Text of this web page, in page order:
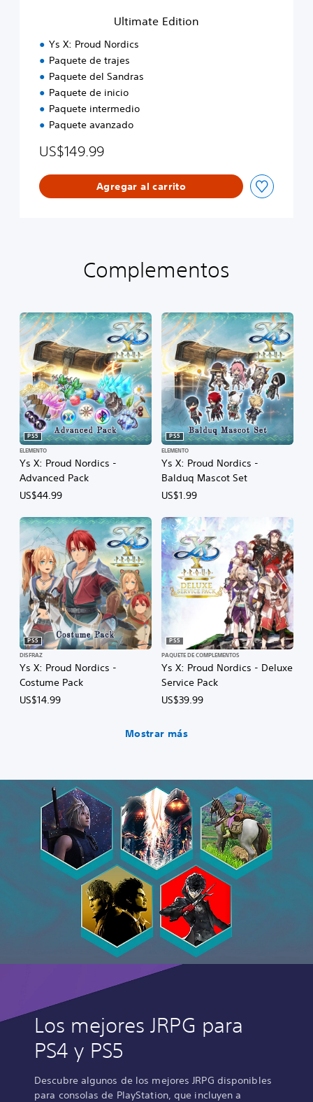
Ultimate Edition
Ys X: Proud Nordics
Paquete de trajes
Paquete del Sandras
Paquete de inicio
Paquete intermedio
Paquete avanzado
US$149.99
Agregar al carrito
Complementos
Ys X: Proud Nordics -
Advanced Pack
PS5
ELEMENTO
US$44.99
Ys X: Proud Nordics -
Balduq Mascot Set
PS5
ELEMENTO
US$1.99
Ys X: Proud Nordics -
Costume Pack
PS5
DISFRAZ
US$14.99
Ys X: Proud Nordics - Deluxe
Service Pack
PS5
PAQUETE DE COMPLEMENTOS
US$39.99
Mostrar más
Los mejores JRPG para
PS4 y PS5
Descubre algunos de los mejores JRPG disponibles
para consolas de PlayStation, que incluyen a